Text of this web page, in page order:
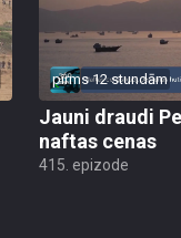
pirms 12 stundām
Jauni draudi
naftas cenas
415. epizode